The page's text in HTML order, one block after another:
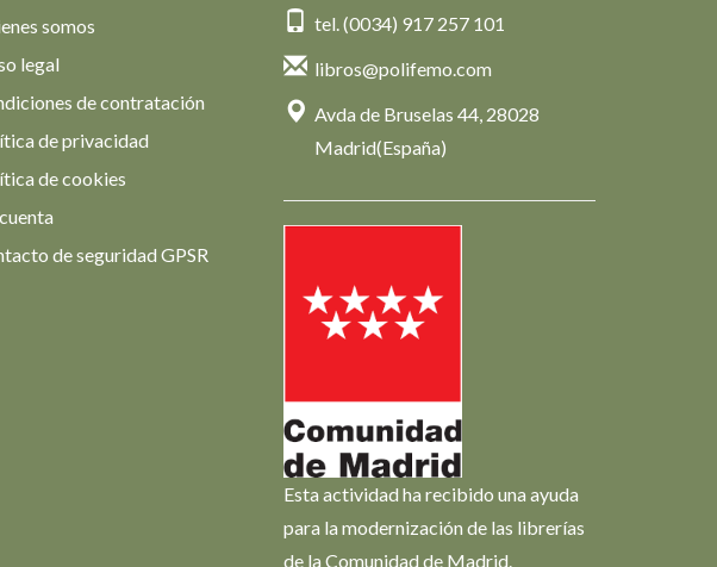
somos
legal
de contratación
de privacidad
de cookies
de seguridad GPSR
tel. (0034) 917 257 101
libros@polifemo.com
Avda de Bruselas 44, 28028
Madrid(España)
Esta actividad ha recibido una ayuda
para la modernización de las librerías
de la Comunidad de Madrid.